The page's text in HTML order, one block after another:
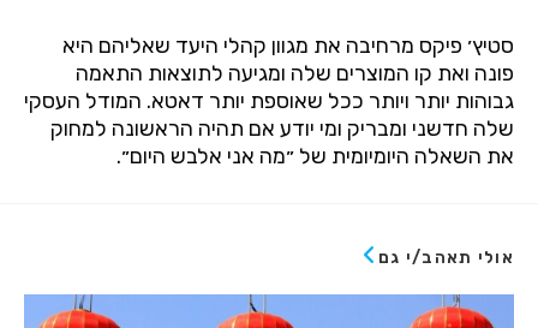
סטיץ׳ פיקס מרחיבה את מגוון קהלי היעד שאליהם היא
פונה ואת קו המוצרים שלה ומגיעה לתוצאות התאמה
גבוהות יותר ויותר ככל שאוספת יותר דאטא. המודל העסקי
שלה חדשני ומבריק ומי יודע אם תהיה הראשונה למחוק
את השאלה היומיומית של ״מה אני אלבש היום״.
אולי תאהב/י גם